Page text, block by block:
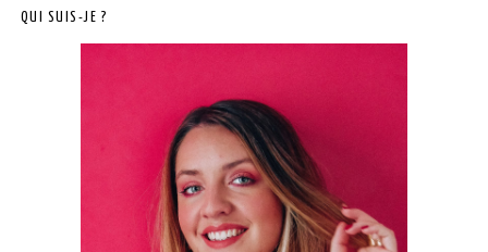
QUI SUIS-JE ?